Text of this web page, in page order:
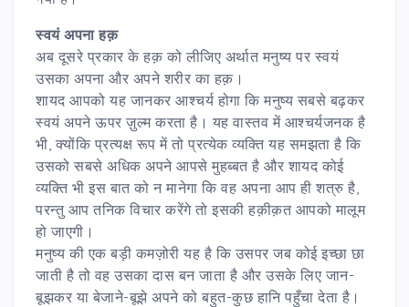
स्वयं अपना हक़
अब दूसरे प्रकार के हक़ को लीजिए अर्थात मनुष्य पर स्वयं
उसका अपना और अपने शरीर का हक़।
शायद आपको यह जानकर आश्चर्य होगा कि मनुष्य सबसे बढ़कर
स्वयं अपने ऊपर ज़ुल्म करता है। यह वास्तव में आश्चर्यजनक है
भी, क्योंकि प्रत्यक्ष रूप में तो प्रत्येक व्यक्ति यह समझता है कि
उसको सबसे अधिक अपने आपसे मुहब्बत है और शायद कोई
व्यक्ति भी इस बात को न मानेगा कि वह अपना आप ही शत्रु है,
परन्तु आप तनिक विचार करेंगे तो इसकी हक़ीक़त आपको मालूम
हो जाएगी।
मनुष्य की एक बड़ी कमज़ोरी यह है कि उसपर जब कोई इच्छा छा
जाती है तो वह उसका दास बन जाता है और उसके लिए जान-
बूझकर या बेजाने-बूझे अपने को बहुत-कुछ हानि पहुँचा देता है।